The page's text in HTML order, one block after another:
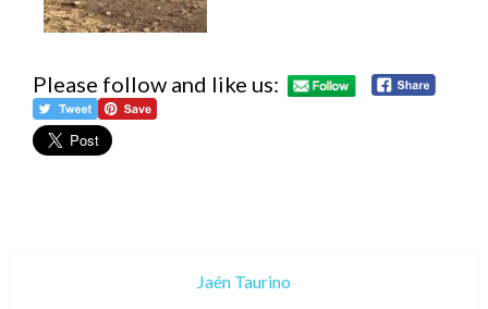
Please follow and like us:
Jaén Taurino